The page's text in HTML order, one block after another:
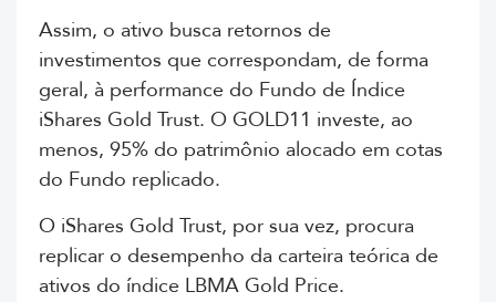
Assim, o ativo busca retornos de
investimentos que correspondam, de forma
geral, à performance do Fundo de Índice
iShares Gold Trust. O GOLD11 investe, ao
menos, 95% do patrimônio alocado em cotas
do Fundo replicado.
O iShares Gold Trust, por sua vez, procura
replicar o desempenho da carteira teórica de
ativos do índice LBMA Gold Price.